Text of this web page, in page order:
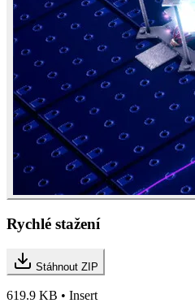
Rychlé stažení
Stáhnout ZIP
619.9 KB • Insert